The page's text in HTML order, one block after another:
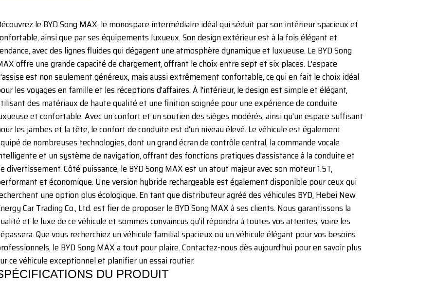
le BYD Song MAX, le monospace intermédiaire idéal qui séduit par son intérieur spacieux et
ainsi que par ses équipements luxueux. Son design extérieur est à la fois élégant et
avec des lignes fluides qui dégagent une atmosphère dynamique et luxueuse. Le BYD Song
offre une grande capacité de chargement, offrant le choix entre sept et six places. L'espace
est non seulement généreux, mais aussi extrêmement confortable, ce qui en fait le choix idéal
les voyages en famille et les réceptions d'affaires. À l'intérieur, le design est simple et élégant,
des matériaux de haute qualité et une finition soignée pour une expérience de conduite
et confortable. Avec un confort et un soutien des sièges modérés, ainsi qu'un espace suffisant
les jambes et la tête, le confort de conduite est d'un niveau élevé. Le véhicule est également
de nombreuses technologies, dont un grand écran de contrôle central, la commande vocale
et un système de navigation, offrant des fonctions pratiques d'assistance à la conduite et
divertissement. Côté puissance, le BYD Song MAX est un atout majeur avec son moteur 1.5T,
et économique. Une version hybride rechargeable est également disponible pour ceux qui
une option plus écologique. En tant que distributeur agréé des véhicules BYD, Hebei New
Car Trading Co., Ltd. est fier de proposer le BYD Song MAX à ses clients. Nous garantissons la
et le luxe de ce véhicule et sommes convaincus qu'il répondra à toutes vos attentes, voire les
Que vous recherchiez un véhicule familial spacieux ou un véhicule élégant pour vos besoins
le BYD Song MAX a tout pour plaire. Contactez-nous dès aujourd'hui pour en savoir plus
ce véhicule exceptionnel et planifier un essai routier.
DU PRODUIT